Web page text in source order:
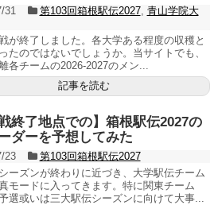
31 第103回箱根駅伝2027, 青山学院大
が終了しました。各大学ある程度の収穫と
たのではないでしょうか。当サイトでも、
各チームの2026-2027のメン...
記事を読む
戦終了地点での】箱根駅伝2027の
ダーを予想してみた
23
第103回箱根駅伝2027
ーズンが終わりに近づき、大学駅伝チーム
モードに入ってきます。特に関東チーム
選或いは三大駅伝シーズンに向けて大事...